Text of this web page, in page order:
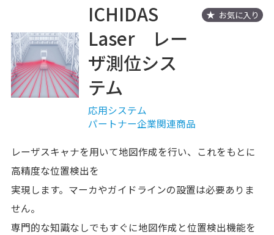
お気に入り
ICHIDAS
Laser レー
ザ測位シス
テム
応用システム
パートナー企業関連商品
レーザスキャナを用いて地図作成を行い、これをもとに
高精度な位置検出を
実現します。マーカやガイドラインの設置は必要ありま
せん。
専門的な知識なしでもすぐに地図作成と位置検出機能を